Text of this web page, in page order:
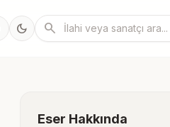
dark_mode search
Eser Hakkında